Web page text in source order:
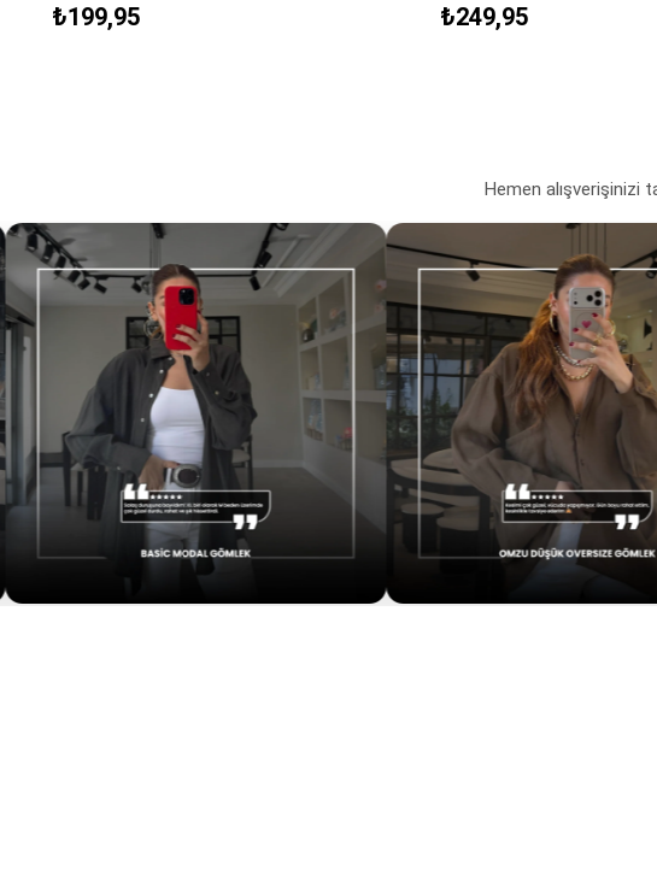
₺199,95 ₺249,95
Hemen alışverişinizi